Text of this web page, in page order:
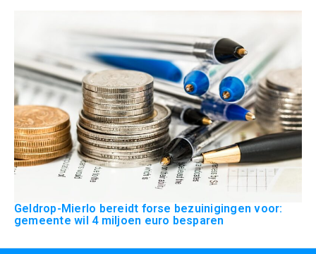
Geldrop-Mierlo bereidt forse bezuinigingen voor:
gemeente wil 4 miljoen euro besparen